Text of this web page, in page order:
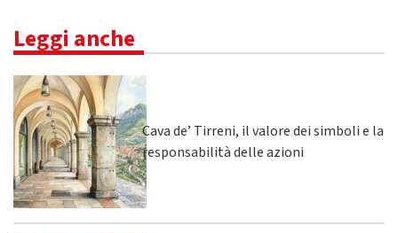
Leggi anche
Cava de’ Tirreni, il valore dei simboli e la
responsabilità delle azioni